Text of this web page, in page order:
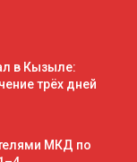
в Кызыле:
трёх дней
МКД по